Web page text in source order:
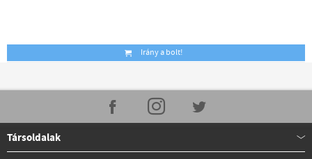
Irány a bolt!
Társoldalak